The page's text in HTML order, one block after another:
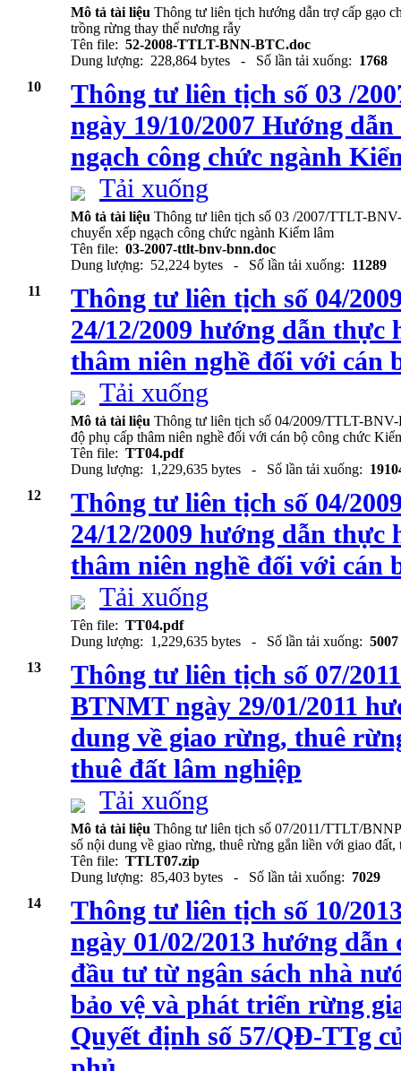
Mô tả tài liệu Thông tư liên tịch hướng dẫn trợ cấp gạo
trồng rừng thay thế nương rẫy
Tên file: 52-2008-TTLT-BNN-BTC.doc
Dung lượng: 228,864 bytes - Số lần tải xuống: 1768
10
Thông tư liên tịch số 03 /
ngày 19/10/2007 Hướng
ngạch công chức ngành
Tải xuống
Mô tả tài liệu Thông tư liên tịch số 03 /2007/TTLT-
chuyển xếp ngạch công chức ngành Kiểm lâm
Tên file: 03-2007-ttlt-bnv-bnn.doc
Dung lượng: 52,224 bytes - Số lần tải xuống: 11289
11
Thông tư liên tịch số 04/
24/12/2009 hướng dẫn thực
thâm niên nghề đối với cán
Tải xuống
Mô tả tài liệu Thông tư liên tịch số 04/2009/TTLT-
độ phụ cấp thâm niên nghề đối với cán bộ công chức
Tên file: TT04.pdf
Dung lượng: 1,229,635 bytes - Số lần tải xuống:
12
Thông tư liên tịch số 04/
24/12/2009 hướng dẫn thực
thâm niên nghề đối với cán
Tải xuống
Tên file: TT04.pdf
Dung lượng: 1,229,635 bytes - Số lần tải xuống: 5007
13
Thông tư liên tịch số 07/
BTNMT ngày 29/01/2011
dung về giao rừng, thuê
thuê đất lâm nghiệp
Tải xuống
Mô tả tài liệu Thông tư liên tịch số 07/2011/TTLT/
số nội dung về giao rừng, thuê rừng gắn liền với giao đất,
Tên file: TTLT07.zip
Dung lượng: 85,403 bytes - Số lần tải xuống: 7029
14
Thông tư liên tịch số 10/
ngày 01/02/2013 hướng
đầu tư từ ngân sách nhà
bảo vệ và phát triển rừng
Quyết định số 57/QĐ-TTg